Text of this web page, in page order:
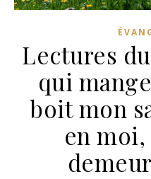
Lectures
qui
boit mon
en